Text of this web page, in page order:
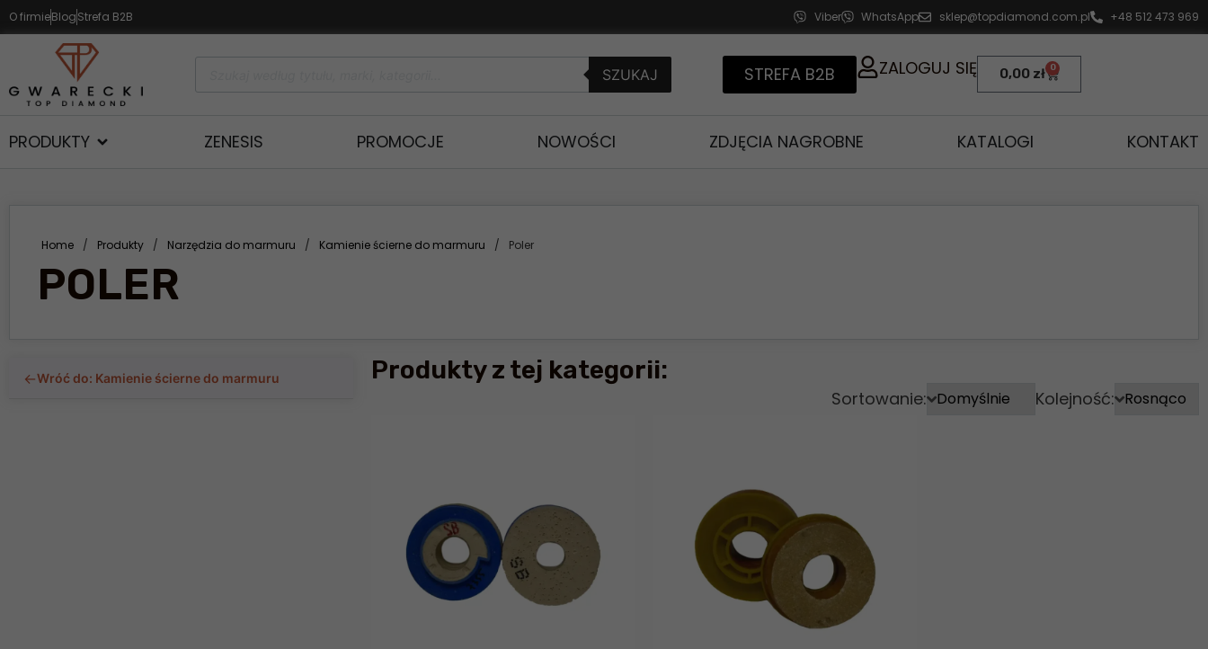
O firmieBlogStrefa B2B Viber WhatsApp sklep@topdiamond.com.pl +48 512 473 969
SZUKAJ STREFA B2B ZALOGUJ SIĘ 0,00 zł 0
PRODUKTY ZENESIS PROMOCJE NOWOŚCI ZDJĘCIA NAGROBNE KATALOGI KONTAKT
Home / Produkty / Narzędzia do marmuru / Kamienie ścierne do marmuru / Poler
POLER
←Wróć do: Kamienie ścierne do marmuru Produkty z tej kategorii:
Sortowanie: Kolejność: